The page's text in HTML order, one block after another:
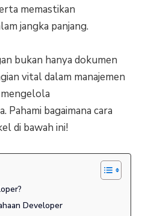
memastikan
jangka panjang.
bukan hanya dokumen
vital dalam manajemen
Pahami bagaimana cara
di bawah ini!
Developer